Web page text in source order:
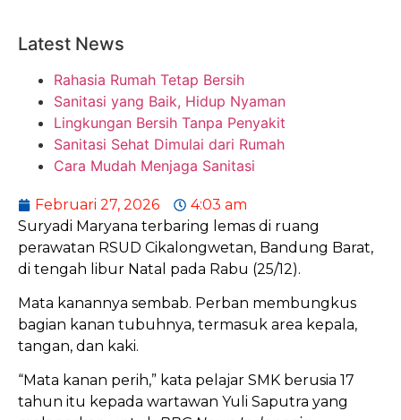
Latest News
Rahasia Rumah Tetap Bersih
Sanitasi yang Baik, Hidup Nyaman
Lingkungan Bersih Tanpa Penyakit
Sanitasi Sehat Dimulai dari Rumah
Cara Mudah Menjaga Sanitasi
Februari 27, 2026
4:03 am
Suryadi Maryana terbaring lemas di ruang
perawatan RSUD Cikalongwetan, Bandung Barat,
di tengah libur Natal pada Rabu (25/12).
Mata kanannya sembab. Perban membungkus
bagian kanan tubuhnya, termasuk area kepala,
tangan, dan kaki.
“Mata kanan perih,” kata pelajar SMK berusia 17
tahun itu kepada wartawan Yuli Saputra yang